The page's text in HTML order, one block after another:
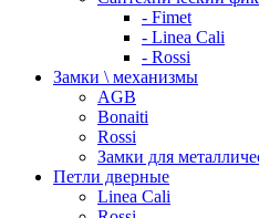
- Fimet
- Linea Cali
- Rossi
Замки \ механизмы
AGB
Bonaiti
Rossi
Замки для
Петли дверные
Linea Cali